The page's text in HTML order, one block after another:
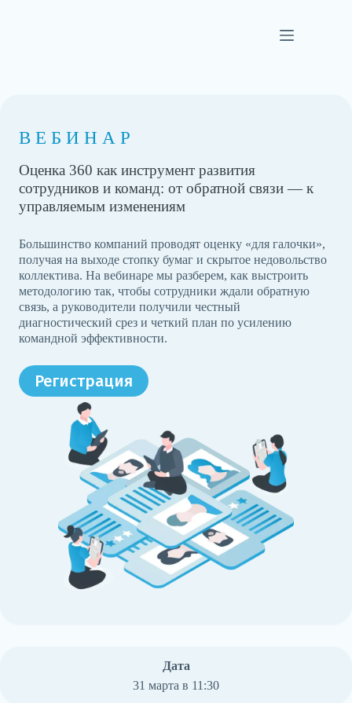
ВЕБИНАР
Оценка 360 как инструмент развития
сотрудников и команд: от обратной связи — к
управляемым изменениям
Большинство компаний проводят оценку «для галочки»,
получая на выходе стопку бумаг и скрытое недовольство
коллектива. На вебинаре мы разберем, как выстроить
методологию так, чтобы сотрудники ждали обратную
связь, а руководители получили честный
диагностический срез и четкий план по усилению
командной эффективности.
Регистрация
Дата
31 марта в 11:30